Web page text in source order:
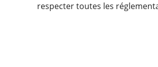
respecter toutes les